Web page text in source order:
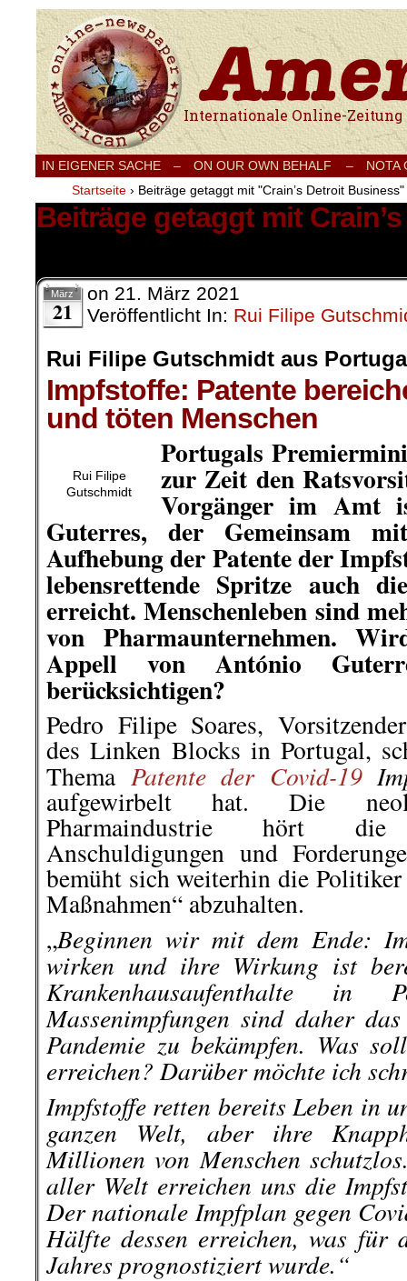
Internationale Onlinezeitung für Frieden,
IN EIGENER SACHE – ON OUR OWN BEHALF –
NOTA
Startseite › Beiträge getaggt mit "Crain’s Detroit Business"
Beiträge getaggt mit
März
21
on 21. März 2021
Veröffentlicht In: Rui Filipe
Rui Filipe Gutschmidt aus
Impfstoffe: Patente
und töten Menschen
Rui Filipe
Gutschmidt
Portugals
zur Zeit den
Vorgänger im Amt
Guterres, der Gemeinsam
Aufhebung der Patente der
lebensrettende Spritze auch
erreicht.Menschenleben sind
von Pharmaunternehmen.
Appell von António
berücksichtigen?
Pedro Filipe Soares,
des Linken Blocks in Portugal,
Thema Patente der Covid-19
aufgewirbelt hat. Die
Pharmaindustrie hört
Anschuldigungen und
bemüht sich weiterhin die
Maßnahmen“ abzuhalten.
„Beginnen wir mit dem Ende:
wirken und ihre Wirkung ist
Krankenhausaufenthalte in
Massenimpfungen sind daher
Pandemie zu bekämpfen. Was
erreichen? Darüber möchte ich
Impfstoffe retten bereits Leben in
ganzen Welt, aber ihre
Millionen von Menschen
aller Welt erreichen uns die
Der nationale Impfplan gegen
Hälfte dessen erreichen, was für
Jahres prognostiziert wurde.“